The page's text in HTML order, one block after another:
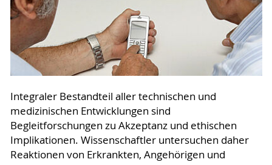
Integraler Bestandteil aller technischen und
medizinischen Entwicklungen sind
Begleitforschungen zu Akzeptanz und ethischen
Implikationen. Wissenschaftler untersuchen daher
Reaktionen von Erkrankten, Angehörigen und